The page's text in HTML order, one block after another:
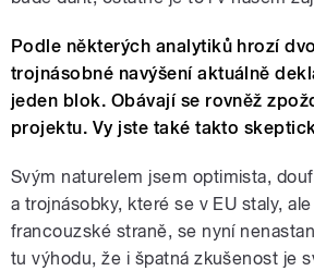
Podle některých analytiků hrozí
trojnásobné navýšení aktuálně
jeden blok. Obávají se rovněž
projektu. Vy jste také takto
Svým naturelem jsem optimista,
a trojnásobky, které se v EU staly,
francouzské straně, se nyní
tu výhodu, že i špatná zkušenost je